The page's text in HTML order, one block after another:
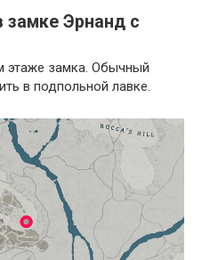
Эрнанд с
этаже замка. Обычный
в подпольной лавке.